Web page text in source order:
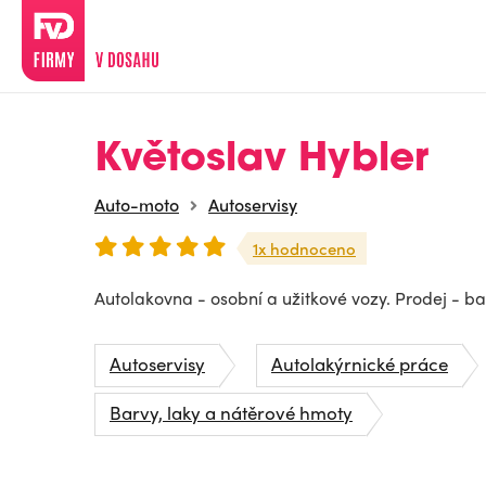
Květoslav Hybler
Auto-moto Autoservisy
1x hodnoceno
Autolakovna - osobní a užitkové vozy. Prodej -
Autoservisy
Autolakýrnické práce
Barvy, laky a nátěrové hmoty